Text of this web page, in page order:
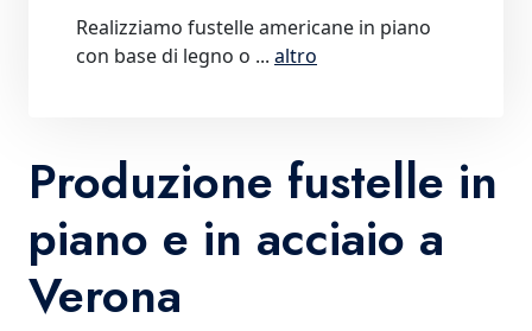
Realizziamo fustelle americane in piano
con base di legno o ... altro
Produzione fustelle in
piano e in acciaio a
Verona